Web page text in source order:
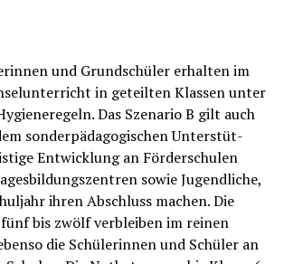
und Grund­schü­ler erhal­ten im
in geteil­ten Klas­sen unter
Das Sze­na­rio B gilt auch
son­der­päd­ago­gi­schen Unter­stüt­
Ent­wick­lung an För­der­schu­len
sowie Jugend­li­che,
ihren Abschluss machen. Die
bis zwölf ver­blei­ben im rei­nen
die Schü­le­rin­nen und Schü­ler an